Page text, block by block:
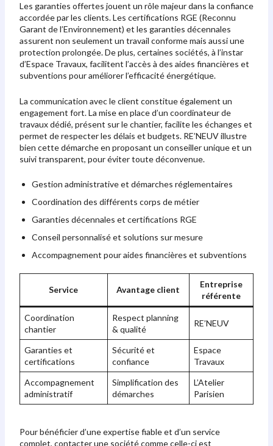
Les garanties offertes jouent un rôle majeur dans la confiance
accordée par les clients. Les certifications RGE (Reconnu
Garant de l’Environnement) et les garanties décennales
assurent non seulement un travail conforme mais aussi une
protection prolongée. De plus, certaines sociétés, à l’instar
d’Espace Travaux, facilitent l’accès à des aides financières et
subventions pour améliorer l’efficacité énergétique.
La communication avec le client constitue également un
engagement fort. La mise en place d’un coordinateur de
travaux dédié, présent sur le chantier, facilite les échanges et
permet de respecter les délais et budgets. RE’NEUV illustre
bien cette démarche en proposant un conseiller unique et un
suivi transparent, pour éviter toute déconvenue.
Gestion administrative et démarches réglementaires
Coordination des différents corps de métier
Garanties décennales et certifications RGE
Conseil personnalisé et solutions sur mesure
Accompagnement pour aides financières et subventions
Service Avantage client
Entreprise
référente
Coordination
chantier
Respect planning
& qualité
RE’NEUV
Garanties et
certifications
Sécurité et
confiance
Espace
Travaux
Accompagnement
administratif
Simplification des
démarches
L’Atelier
Parisien
Pour bénéficier d’une expertise fiable et d’un service
complet, contacter une société comme celle-ci est